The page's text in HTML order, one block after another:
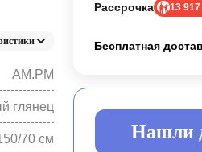
AM.PM
глянец
70 см
Рассрочка 13
Бесплатная
Нашли